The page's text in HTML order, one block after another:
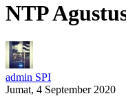
NTP
admin SPI
Jumat, 4 September 2020